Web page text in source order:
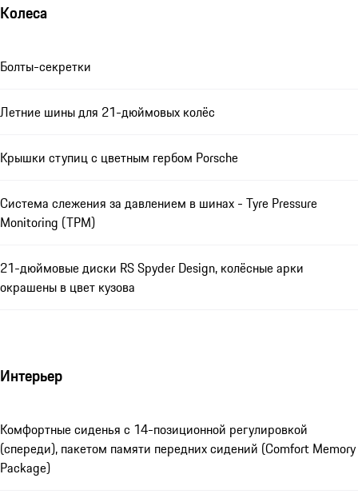
Колеса
Болты-секретки
Летние шины для 21-дюймовых колёс
Крышки ступиц с цветным гербом Porsche
Система слежения за давлением в шинах - Tyre Pressure
Monitoring (TPM)
21-дюймовые диски RS Spyder Design, колёсные арки
окрашены в цвет кузова
Интерьер
Комфортные сиденья с 14-позиционной регулировкой
(спереди), пакетом памяти передних сидений (Comfort Memory
Package)